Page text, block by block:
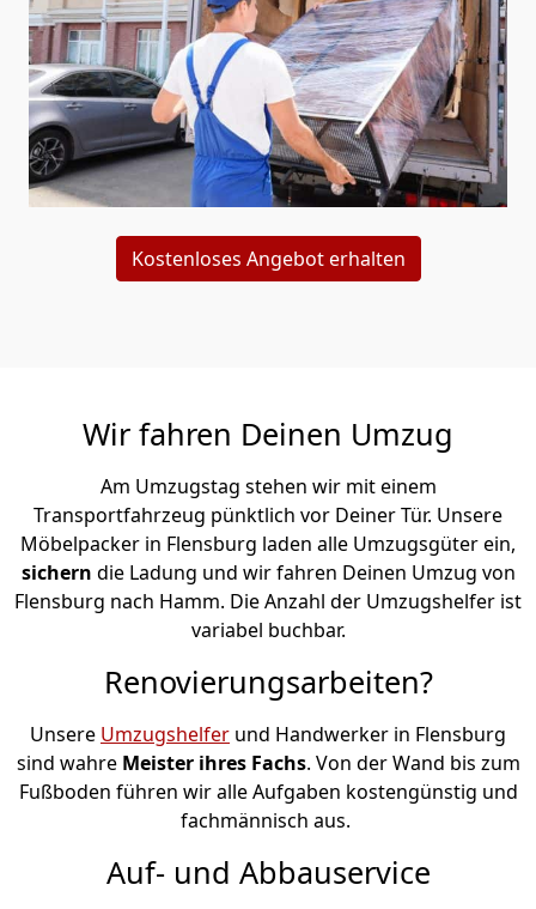
Kostenloses Angebot erhalten
Wir fahren Deinen Umzug
Am Umzugstag stehen wir mit einem
Transportfahrzeug pünktlich vor Deiner Tür. Unsere
Möbelpacker in Flensburg laden alle Umzugsgüter ein,
sichern die Ladung und wir fahren Deinen Umzug von
Flensburg nach Hamm. Die Anzahl der Umzugshelfer ist
variabel buchbar.
Renovierungsarbeiten?
Unsere Umzugshelfer und Handwerker in Flensburg
sind wahre Meister ihres Fachs. Von der Wand bis zum
Fußboden führen wir alle Aufgaben kostengünstig und
fachmännisch aus.
Auf- und Abbauservice